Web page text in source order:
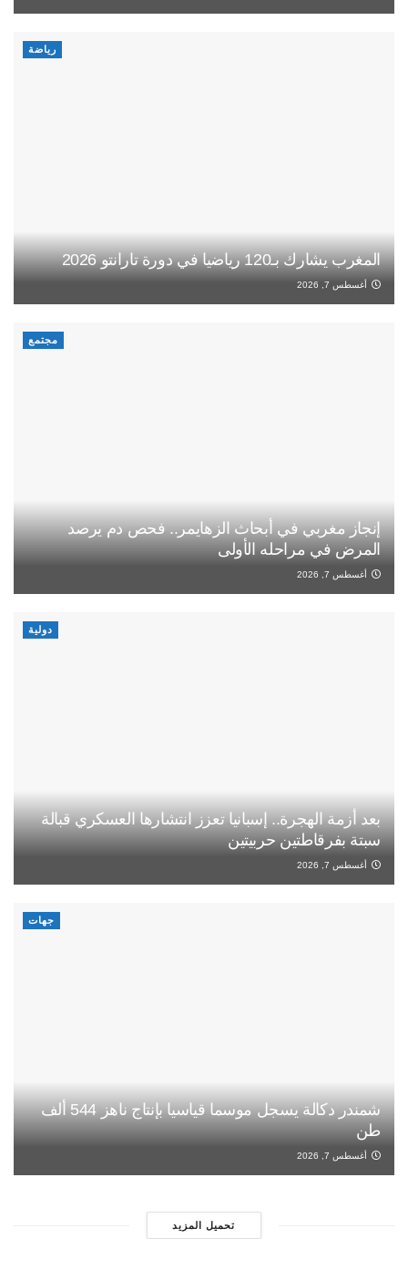
رياضة
المغرب يشارك بـ120 رياضيا في دورة تارانتو 2026
أغسطس 7, 2026
مجتمع
إنجاز مغربي في أبحاث الزهايمر.. فحص دم يرصد
المرض في مراحله الأولى
أغسطس 7, 2026
دولية
بعد أزمة الهجرة.. إسبانيا تعزز انتشارها العسكري قبالة
سبتة بفرقاطتين حربيتين
أغسطس 7, 2026
جهات
شمندر دكالة يسجل موسما قياسيا بإنتاج ناهز 544 ألف
طن
أغسطس 7, 2026
تحميل المزيد